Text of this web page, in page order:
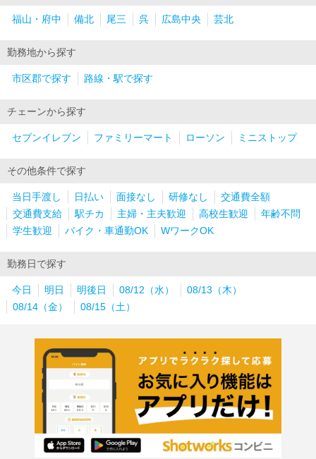
福山・府中 備北 尾三 呉 広島中央 芸北
勤務地から探す
市区郡で探す 路線・駅で探す
チェーンから探す
セブンイレブン ファミリーマート ローソン ミニストップ
その他条件で探す
当日手渡し 日払い 面接なし 研修なし
交通費全額
交通費支給
駅チカ 主婦・主夫歓迎 高校生歓迎
年齢不問
学生歓迎
バイク・車通勤OK WワークOK
勤務日で探す
今日 明日 明後日 08/12（水）
08/13（木）
08/14（金）
08/15（土）